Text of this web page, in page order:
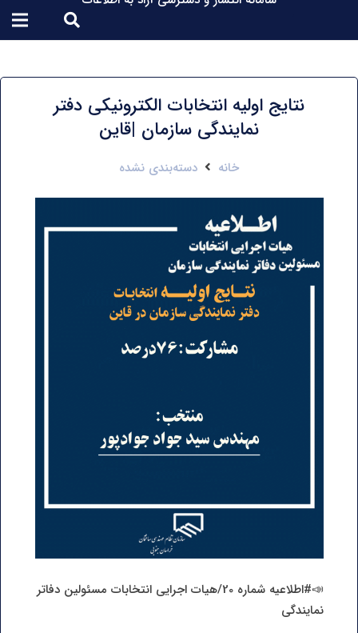
نتایج اولیه انتخابات الکترونیکی دفتر
نمایندگی سازمان |قاین
خانه دسته‌بندی نشده
📣#اطلاعیه شماره 20/هیات اجرایی انتخابات مسئولین دفاتر
نمایندگی